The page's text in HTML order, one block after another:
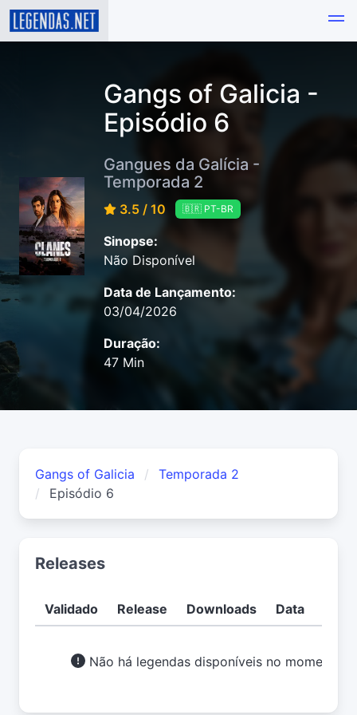
Gangs of Galicia -
Episódio 6
Gangues da Galícia -
Temporada 2
3.5 / 10 🇧🇷 PT-BR
Sinopse:
Não Disponível
Data de Lançamento:
03/04/2026
Duração:
47 Min
Gangs of Galicia
Temporada 2
Episódio 6
Releases
Validado Release Downloads Data
Não há legendas disponíveis no momento.